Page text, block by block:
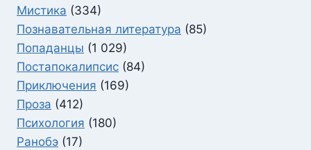
Мистика (334)
Познавательная литература (85)
Попаданцы (1 029)
Постапокалипсис (84)
Приключения (169)
Проза (412)
Психология (180)
Ранобэ (17)